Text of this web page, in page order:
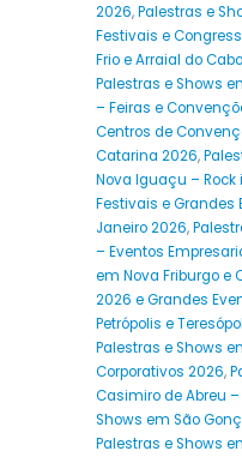
2026,Palestras e
Festivais e
Frio e Arraial do
Palestras e Shows
– Feiras e
Centros de
Catarina 2026,
Nova Iguaçu – Rock
Festivais e Grandes
Janeiro 2026,
– Eventos
em Nova Friburgo e
2026 e Grandes
Petrópolis e
Palestras e Shows
Corporativos 2026,
Casimiro de Abreu
Shows em São
Palestras e Shows